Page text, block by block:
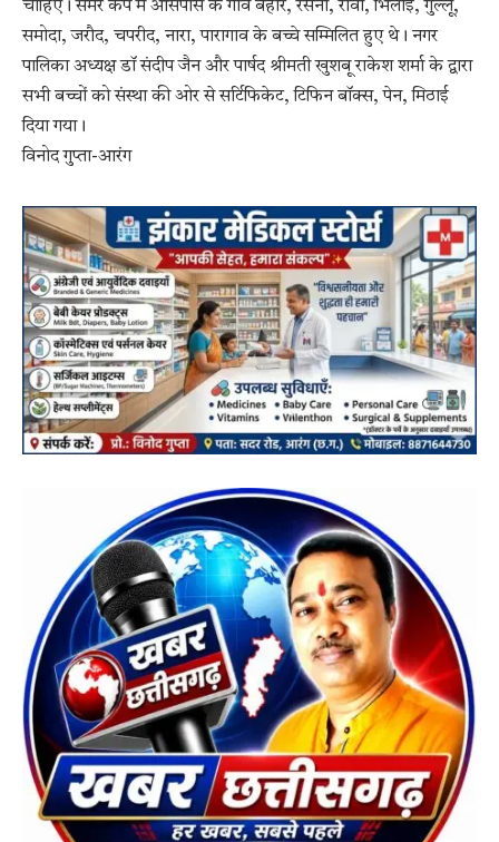
चाहिए। समर कैंप में आसपास के गांव बैहार, रसनी, रीवा, भिलाई, गुल्लू,
समोदा, जरौद, चपरीद, नारा, पारागाव के बच्चे सम्मिलित हुए थे। नगर
पालिका अध्यक्ष डॉ संदीप जैन और पार्षद श्रीमती खुशबू राकेश शर्मा के द्वारा
सभी बच्चों को संस्था की ओर से सर्टिफिकेट, टिफिन बॉक्स, पेन, मिठाई
दिया गया।
विनोद गुप्ता-आरंग